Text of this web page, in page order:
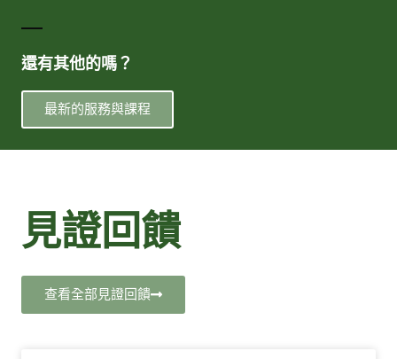
還有其他的嗎？
最新的服務與課程
見證回饋
查看全部見證回饋